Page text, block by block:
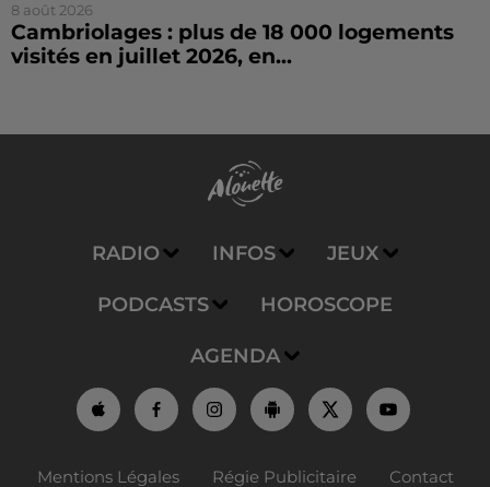
8 août 2026
Cambriolages : plus de 18 000 logements
visités en juillet 2026, en...
RADIO INFOS JEUX
PODCASTS HOROSCOPE
AGENDA
Mentions Légales Régie Publicitaire Contact